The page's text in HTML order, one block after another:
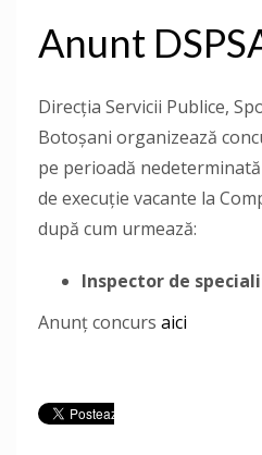
Anunt
Direcţia Servicii Publice,
Botoşani organizează
pe perioadă
de execuție vacante la
după cum urmează:
Inspector de
Anunţ concurs aici